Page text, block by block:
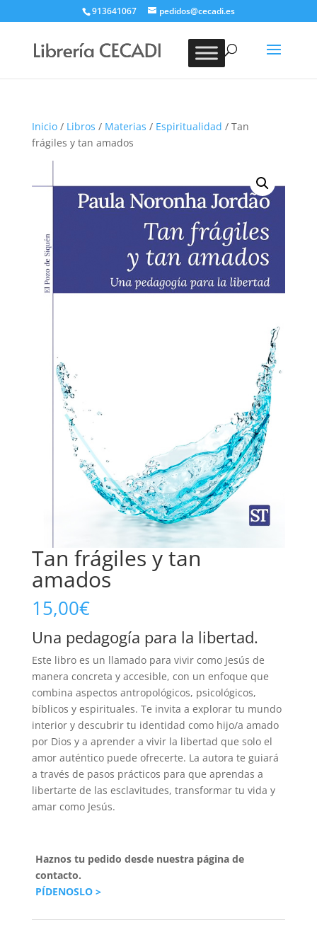
913641067 pedidos@cecadi.es
BUSCAR
Inicio/ Libros / Materias / Espiritualidad / Tan
frágiles y tan amados
Tan frágiles y tan
amados
15,00€
Una pedagogía para la libertad.
Este libro es un llamado para vivir como Jesús de
manera concreta y accesible, con un enfoque que
combina aspectos antropológicos, psicológicos,
bíblicos y espirituales. Te invita a explorar tu mundo
interior y descubrir tu identidad como hijo/a amado
por Dios y a aprender a vivir la libertad que solo el
amor auténtico puede ofrecerte. La autora te guiará
a través de pasos prácticos para que aprendas a
libertarte de las esclavitudes, transformar tu vida y
amar como Jesús.
Haznos tu pedido desde nuestra página de
contacto.
PÍDENOSLO >